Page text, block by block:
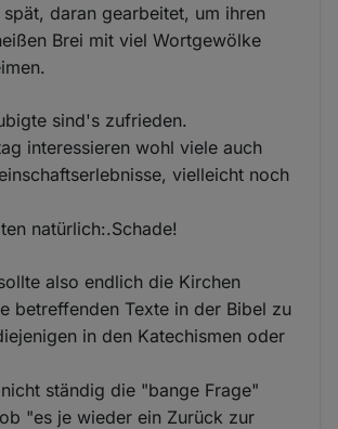
daran gearbeitet, um ihren
Brei mit viel Wortgewölke
sind's zufrieden.
interessieren wohl viele auch
vielleicht noch
natürlich:.Schade!
also endlich die Kirchen
betreffenden Texte in der Bibel zu
in den Katechismen oder
ständig die "bange Frage"
"es je wieder ein Zurück zur